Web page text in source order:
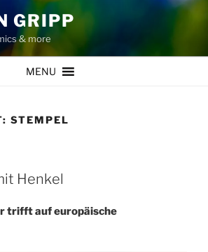
GRIPP
& more
MENU
STEMPEL
Henkel
trifft auf europäische